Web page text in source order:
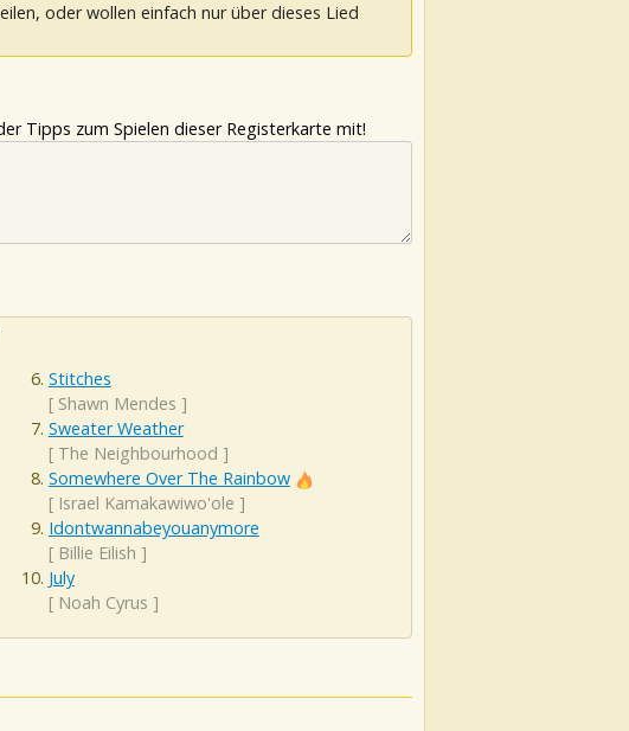
oder wollen einfach nur über dieses Lied
Tipps zum Spielen dieser Registerkarte mit!
Stitches
[ Shawn Mendes ]
Sweater Weather
[ The Neighbourhood ]
Somewhere Over The Rainbow
[ Israel Kamakawiwo'ole ]
Idontwannabeyouanymore
[ Billie Eilish ]
July
[ Noah Cyrus ]